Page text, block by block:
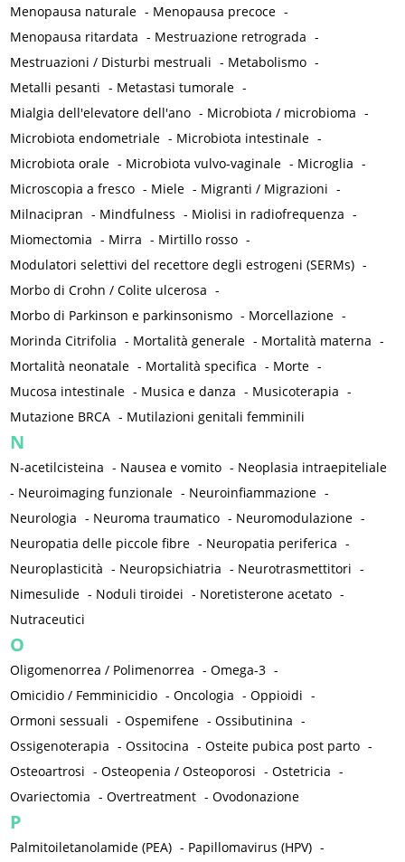
Menopausa naturale - Menopausa precoce -
Menopausa ritardata - Mestruazione retrograda -
Mestruazioni / Disturbi mestruali - Metabolismo -
Metalli pesanti - Metastasi tumorale -
Mialgia dell'elevatore dell'ano - Microbiota / microbioma -
Microbiota endometriale - Microbiota intestinale -
Microbiota orale - Microbiota vulvo-vaginale - Microglia -
Microscopia a fresco - Miele - Migranti / Migrazioni -
Milnacipran - Mindfulness - Miolisi in radiofrequenza -
Miomectomia - Mirra - Mirtillo rosso -
Modulatori selettivi del recettore degli estrogeni (SERMs) -
Morbo di Crohn / Colite ulcerosa -
Morbo di Parkinson e parkinsonismo - Morcellazione -
Morinda Citrifolia - Mortalità generale - Mortalità materna -
Mortalità neonatale - Mortalità specifica - Morte -
Mucosa intestinale - Musica e danza - Musicoterapia -
Mutazione BRCA - Mutilazioni genitali femminili
N
N-acetilcisteina - Nausea e vomito - Neoplasia intraepiteliale
- Neuroimaging funzionale - Neuroinfiammazione -
Neurologia - Neuroma traumatico - Neuromodulazione -
Neuropatia delle piccole fibre - Neuropatia periferica -
Neuroplasticità - Neuropsichiatria - Neurotrasmettitori -
Nimesulide - Noduli tiroidei - Noretisterone acetato -
Nutraceutici
O
Oligomenorrea / Polimenorrea -Omega-3 -
Omicidio / Femminicidio -Oncologia -Oppioidi -
Ormoni sessuali -Ospemifene -Ossibutinina -
Ossigenoterapia -Ossitocina -Osteite pubica post parto -
Osteoartrosi -Osteopenia / Osteoporosi -Ostetricia -
Ovariectomia -Overtreatment -Ovodonazione
P
Palmitoiletanolamide (PEA) - Papillomavirus (HPV) -